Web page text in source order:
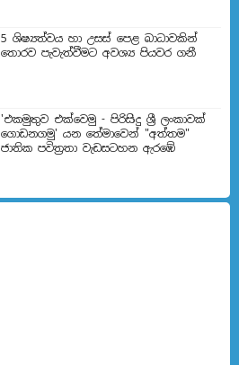
5 ශිෂ්‍යත්වය හා උසස් පෙළ බාධාවකින්
තොරව පැවැත්වීමට අවශ්‍ය පියවර ගනී
'එකමුතුව එක්වෙමු - පිරිසිදු ශ්‍රී ලංකාවක්
ගොඩනගමු' යන තේමාවෙන් "අත්තම"
ජාතික පවිත්‍රතා වැඩසටහන ඇරඹේ